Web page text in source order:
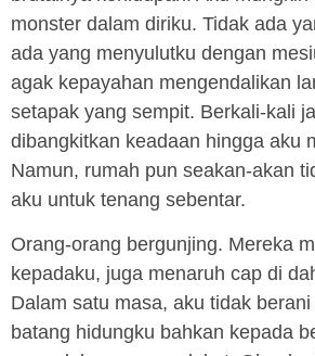
monster dalam diriku. Tidak ada
ada yang menyulutku dengan
agak kepayahan mengendalikan
setapak yang sempit. Berkali-kali
dibangkitkan keadaan hingga aku
Namun, rumah pun seakan-akan
aku untuk tenang sebentar.
Orang-orang bergunjing. Mereka
kepadaku, juga menaruh cap di
Dalam satu masa, aku tidak
batang hidungku bahkan kepada